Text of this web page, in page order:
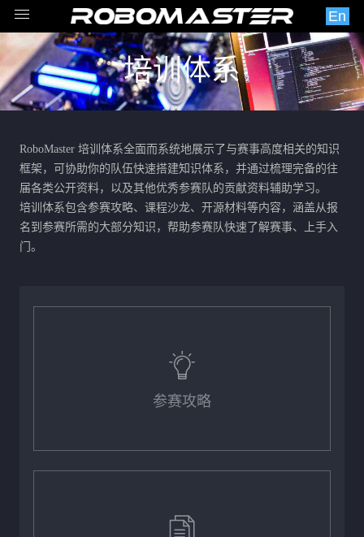
En
培训体系
RoboMaster 培训体系全面而系统地展示了与赛事高度相关的知识
框架，可协助你的队伍快速搭建知识体系，并通过梳理完备的往
届各类公开资料，以及其他优秀参赛队的贡献资料辅助学习。
培训体系包含参赛攻略、课程沙龙、开源材料等内容，涵盖从报
名到参赛所需的大部分知识，帮助参赛队快速了解赛事、上手入
门。
参赛攻略